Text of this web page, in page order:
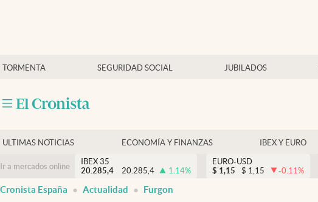
TORMENTA SEGURIDAD SOCIAL JUBILADOS
Economía y finanzas
Criptomonedas
ULTIMAS NOTICIAS ECONOMÍA Y FINANZAS IBEX Y EURO
Ir a mercados online
IBEX 35
20.285,4
20.285,4 1.14%
EURO-USD
$ 1,15 $ 1,15 -0.11%
Cronista España Actualidad Furgon